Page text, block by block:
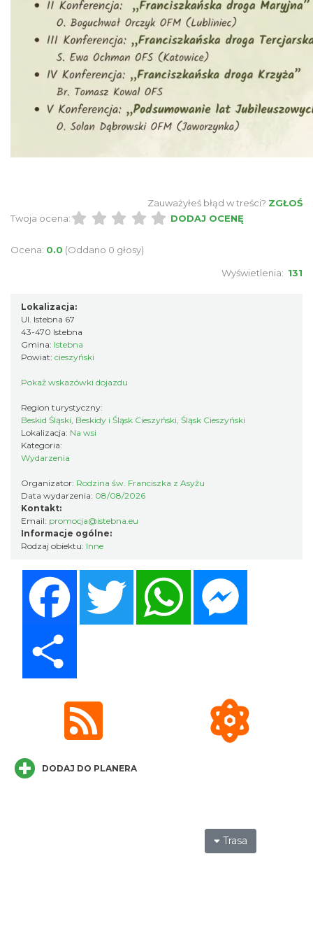
Zajęcia przy pasiece
Jaworzynka
4.71 km
2026-08-08
9.10 km
IX Festiwal Sera na Skolnitym
9.20 km
Plener malarski
Wisła
9.27 km
Wystawa plenerowa "Z archiwum Z.
2026-07-27
Pokazy tradycji - wyrób masła i sera w
Zauważyłeś błąd w treści? ZGŁOŚ
Twoja ocena:
DODAJ OCENĘ
Ocena: 0.0 (Oddano 0 głosy)
Wyświetlenia: 131
Lokalizacja:
Ul. Istebna 67
43-470 Istebna
Gmina: Istebna
Powiat: cieszyński
Pokaż wskazówki dojazdu
Region turystyczny:
Beskid Śląski, Beskidy i Śląsk Cieszyński, Śląsk Cieszyński
Lokalizacja: Na wsi
Kategoria:
Wydarzenia
Organizator: Rodzina św. Franciszka z Asyżu
Data wydarzenia: 08/08/2026
Kontakt:
Email: promocja@istebna.eu
Informacje ogólne:
Rodzaj obiektu: Inne
Twitter WhatsApp
DODAJ DO PLANERA
Trasa